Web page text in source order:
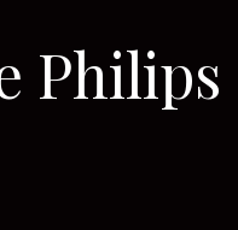
Philips